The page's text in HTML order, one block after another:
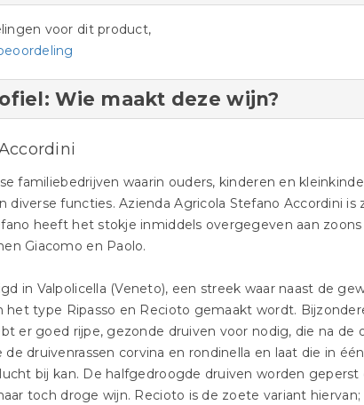
voor dit product,
Wie maakt deze wijn?
familiebedrijven waarin ouders, kinderen en
diverse functies. Azienda Agricola Stefano Accordini is
heeft het stokje inmiddels overgegeven aan zoons
Giacomo en Paolo.
in Valpolicella (Veneto), een streek waar naast de
het type Ripasso en Recioto gemaakt wordt.
er goed rijpe, gezonde druiven voor nodig, die na de
druivenrassen corvina en rondinella en laat die in
bij kan. De halfgedroogde druiven worden
toch droge wijn. Recioto is de zoete variant hiervan;